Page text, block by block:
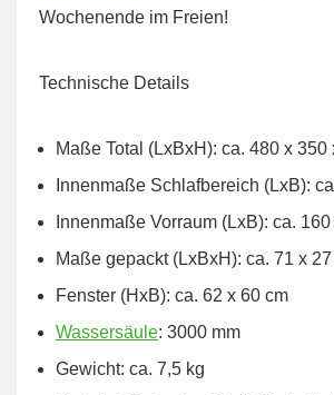
Wochenende im Freien!
Technische Details
Maße Total (LxBxH): ca. 480 x 350
Innenmaße Schlafbereich (LxB):
Innenmaße Vorraum (LxB): ca.
Maße gepackt (LxBxH): ca. 71 x
Fenster (HxB): ca. 62 x 60 cm
Wassersäule: 3000 mm
Gewicht: ca. 7,5 kg